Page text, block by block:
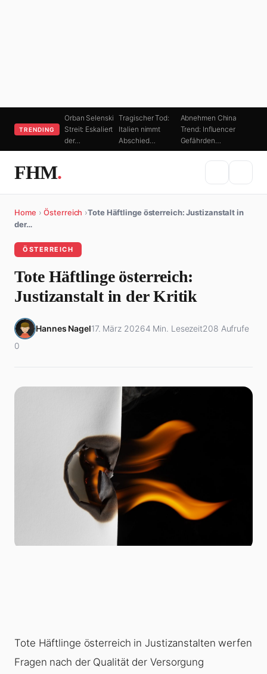
TRENDING
Orban Selenski
Streit: Eskaliert
der…
Tragischer Tod:
Italien nimmt
Abschied…
Abnehmen China
Trend: Influencer
Gefährden…
FHM.
Home › Österreich ›Tote Häftlinge österreich: Justizanstalt in
der…
ÖSTERREICH
Tote Häftlinge österreich:
Justizanstalt in der Kritik
Hannes Nagel17. März 20264 Min. Lesezeit208 Aufrufe
0
Tote Häftlinge österreich in Justizanstalten werfen
Fragen nach der Qualität der Versorgung